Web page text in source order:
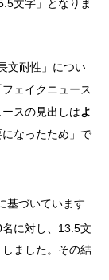
文字」となりま
文耐性」につい
ェイクニュース
スの見出しはよ
なったため」で
基づいています
に対し、13.5文
ました。その結